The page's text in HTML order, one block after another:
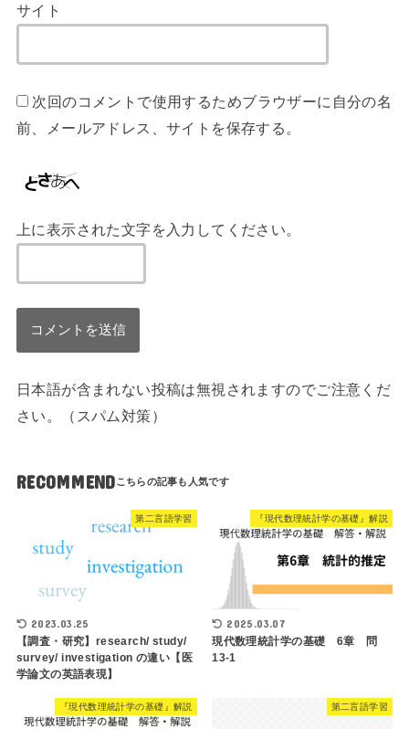
サイト
次回のコメントで使用するためブラウザーに自分の名
前、メールアドレス、サイトを保存する。
上に表示された文字を入力してください。
日本語が含まれない投稿は無視されますのでご注意くだ
さい。（スパム対策）
RECOMMEND
第二言語学習
2023.03.25
【調査・研究】research/ study/
survey/ investigation の違い【医
学論文の英語表現】
『現代数理統計学の基礎』解説
2025.03.07
現代数理統計学の基礎 6章 問
13-1
『現代数理統計学の基礎』解説 第二言語学習